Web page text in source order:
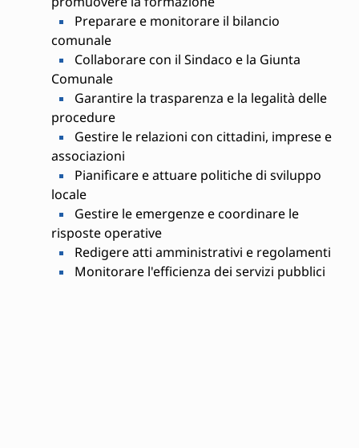
Preparare e monitorare il bilancio
comunale
Collaborare con il Sindaco e la Giunta
Comunale
Garantire la trasparenza e la legalità delle
procedure
Gestire le relazioni con cittadini, imprese e
associazioni
Pianificare e attuare politiche di sviluppo
locale
Gestire le emergenze e coordinare le
risposte operative
Redigere atti amministrativi e regolamenti
Monitorare l'efficienza dei servizi pubblici